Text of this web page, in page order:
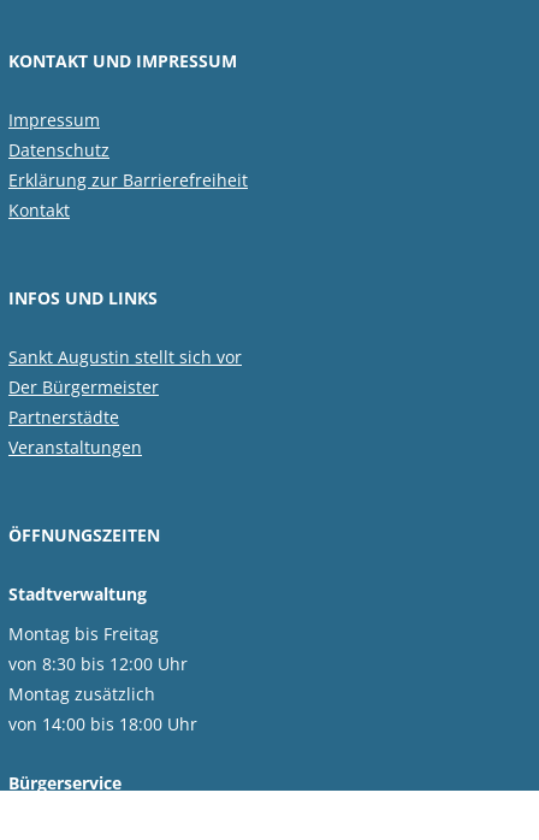
KONTAKT UND IMPRESSUM
Impressum
Datenschutz
Erklärung zur Barrierefreiheit
Kontakt
INFOS UND LINKS
Sankt Augustin stellt sich vor
Der Bürgermeister
Partnerstädte
Veranstaltungen
ÖFFNUNGSZEITEN
Stadtverwaltung
Montag bis Freitag
von 8:30 bis 12:00 Uhr
Montag zusätzlich
von 14:00 bis 18:00 Uhr
Bürgerservice